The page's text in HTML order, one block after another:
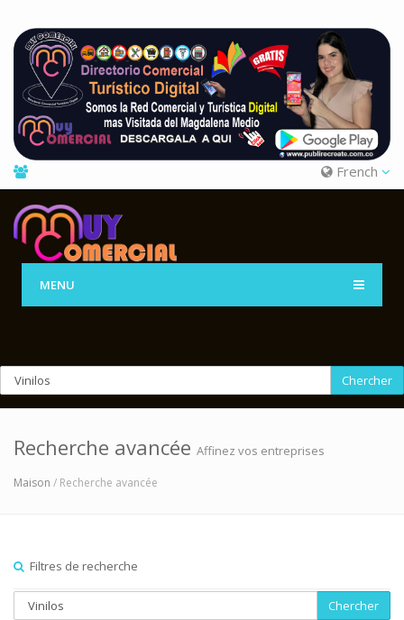
French
MENU
Chercher
Recherche avancée Affinez vos entreprises
Maison / Recherche avancée
Filtres de recherche
Chercher